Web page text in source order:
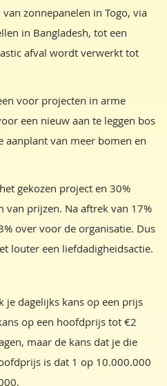
zonnepanelen in Togo, via
in Bangladesh, tot een
afval wordt verwerkt tot
voor projecten in arme
een nieuw aan te leggen bos
aanplant van meer bomen en
gekozen project en 30%
prijzen. Na aftrek van 17%
over voor de organisatie. Dus
louter een liefdadigheidsactie.
je dagelijks kans op een prijs
op een hoofdprijs tot €2
maar de kans dat je die
is dat 1 op 10.000.000